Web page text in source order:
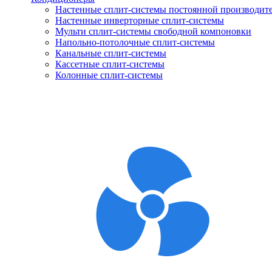
Настенные сплит-системы постоянной
Настенные инверторные сплит-системы
Мульти сплит-системы свободной компоновки
Напольно-потолочные сплит-системы
Канальные сплит-системы
Кассетные сплит-системы
Колонные сплит-системы